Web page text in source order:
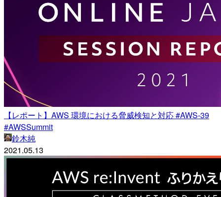
【レポート】AWS 環境における脅威検知と対応 #AWS-39
#AWSSummit
鈴木純
2021.05.13